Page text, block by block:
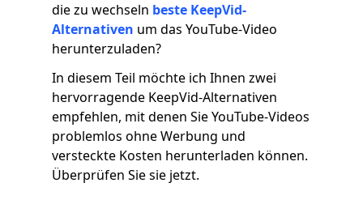
die zu wechseln beste KeepVid-
Alternativen um das YouTube-Video
herunterzuladen?
In diesem Teil möchte ich Ihnen zwei
hervorragende KeepVid-Alternativen
empfehlen, mit denen Sie YouTube-Videos
problemlos ohne Werbung und
versteckte Kosten herunterladen können.
Überprüfen Sie sie jetzt.